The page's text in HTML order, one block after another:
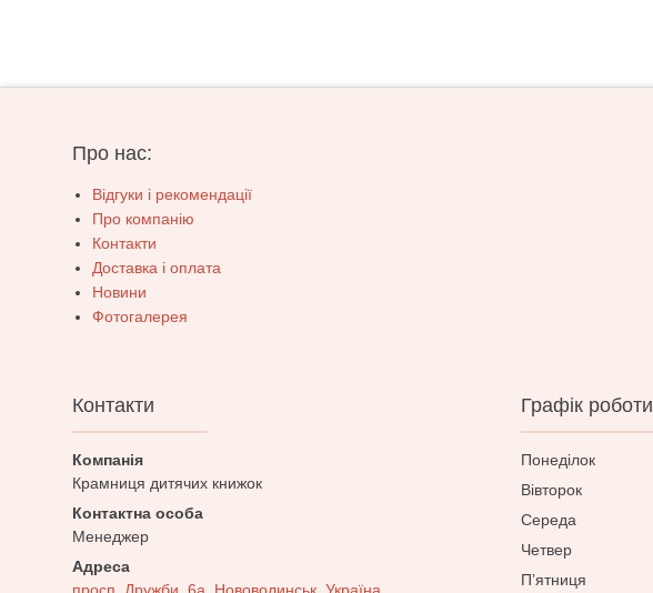
Про нас:
Відгуки і рекомендації
Про компанію
Контакти
Доставка і оплата
Новини
Фотогалерея
Контакти
Крамниця дитячих книжок
Менеджер
Графік роботи
Понеділок
Вівторок
Середа
Четвер
Пʼятниця